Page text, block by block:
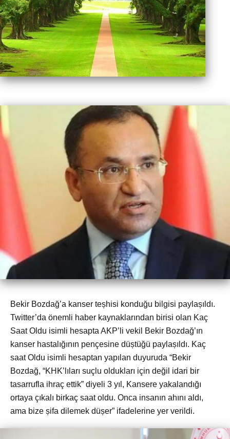
Bekir Bozdağ’a kanser teșhisi konduğu bilgisi paylașıldı.
Twitter’da önemli haber kaynaklarından birisi olan Kaç
Saat Oldu isimli hesapta AKP’li vekil Bekir Bozdağ’ın
kanser hastalığının pençesine düștüğü paylașıldı. Kaç
saat Oldu isimli hesaptan yapılan duyuruda “Bekir
Bozdağ, “KHK’lıları suçlu oldukları için değil idari bir
tasarrufla ihraç ettik” diyeli 3 yıl, Kansere yakalandığı
ortaya çıkalı birkaç saat oldu. Onca insanın ahını aldı,
ama bize șifa dilemek düșer” ifadelerine yer verildi.